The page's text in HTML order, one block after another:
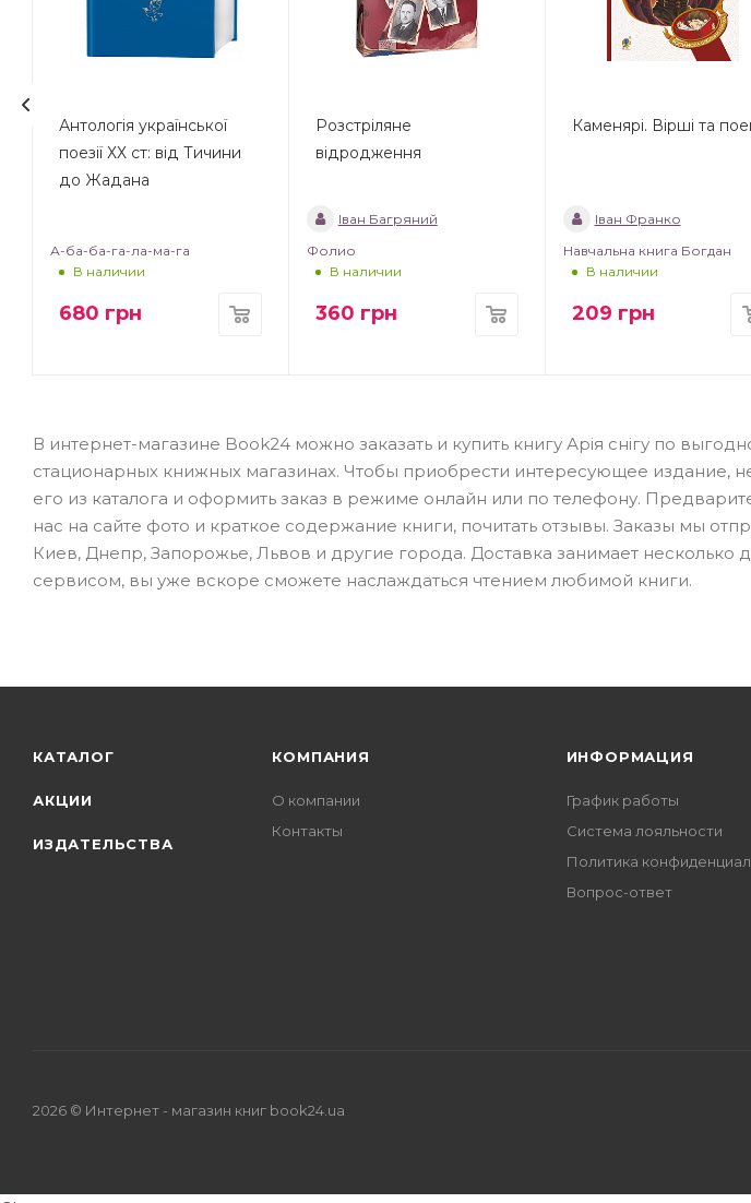
Антологія української
поезії ХХ ст: від Тичини
до Жадана
А-ба-ба-га-ла-ма-га
В наличии
680 грн
Розстріляне
відродження
Іван Багряний
Фолио
В наличии
360 грн
Каменярі. Вірші та
Іван Франко
Навчальна книга Богдан
В наличии
209 грн
В интернет-магазине Book24 можно заказать и купить книгу Арія снігу по
стационарных книжных магазинах. Чтобы приобрести интересующее издание,
его из каталога и оформить заказ в режиме онлайн или по телефону.
нас на сайте фото и краткое содержание книги, почитать отзывы. Заказы мы
Киев, Днепр, Запорожье, Львов и другие города. Доставка занимает
сервисом, вы уже вскоре сможете наслаждаться чтением любимой книги.
КАТАЛОГ
АКЦИИ
ИЗДАТЕЛЬСТВА
КОМПАНИЯ
О компании
Контакты
ИНФОРМАЦИЯ
График работы
Система лояльности
Политика
Вопрос-ответ
2026 © Интернет - магазин книг book24.ua